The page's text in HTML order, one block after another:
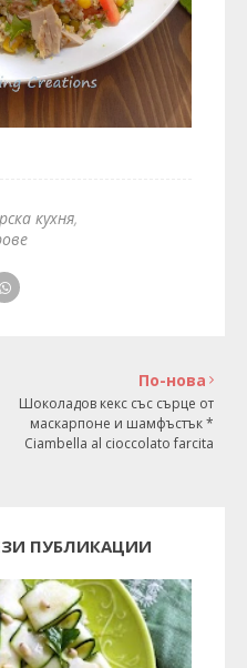
кухня
По-нова
Шоколадов кекс със сърце от
маскарпоне и шамфъстък *
Ciambella al cioccolato farcita
ПУБЛИКАЦИИ